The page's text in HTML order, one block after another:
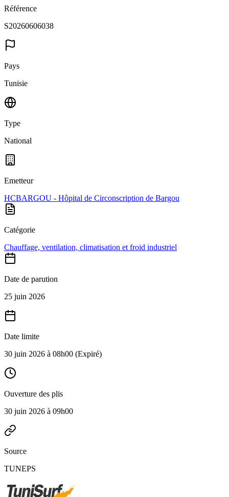
Référence
S20260606038
Pays
Tunisie
Type
National
Emetteur
HCBARGOU - Hôpital de Circonscription de Bargou
Catégorie
Chauffage, ventilation, climatisation et froid industriel
Date de parution
25 juin 2026
Date limite
30 juin 2026 à 08h00 (Expiré)
Ouverture des plis
30 juin 2026 à 09h00
Source
TUNEPS